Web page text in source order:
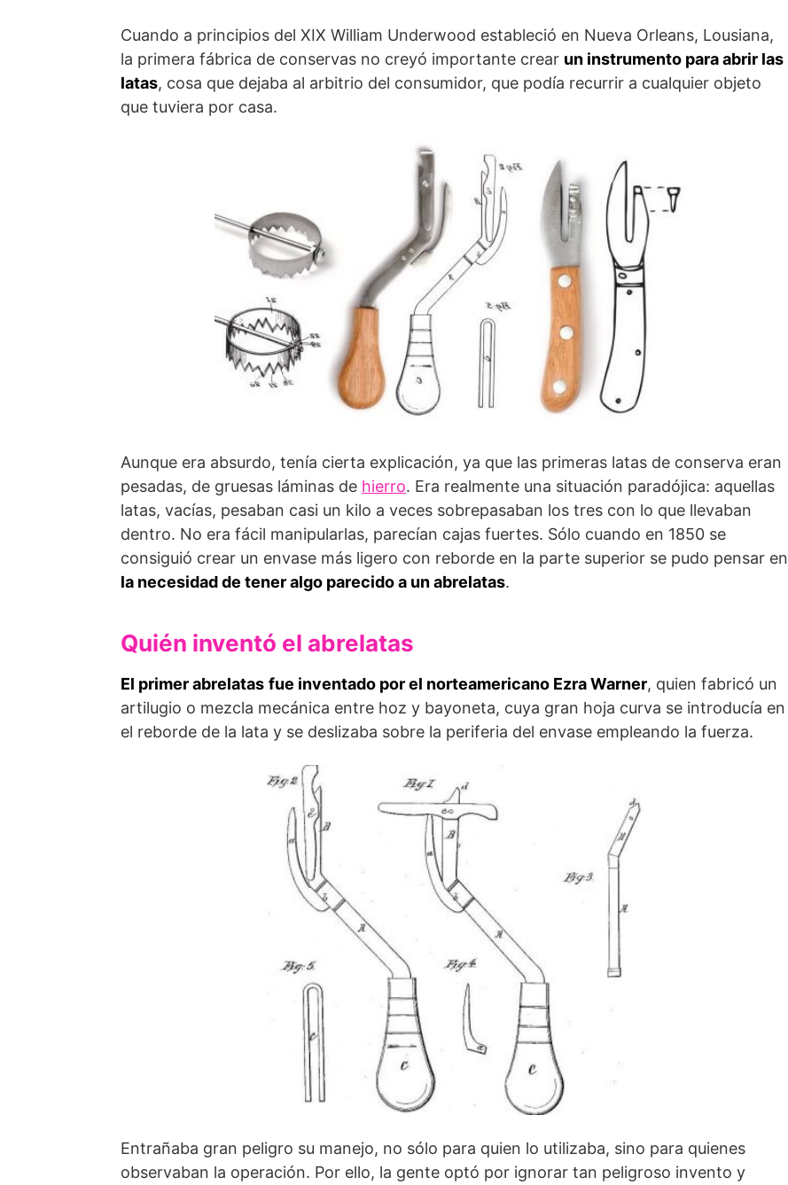
Cuando a principios del XIX William Underwood estableció en Nueva Orleans, Lousiana,
la primera fábrica de conservas no creyó importante crear un instrumento para abrir las
latas, cosa que dejaba al arbitrio del consumidor, que podía recurrir a cualquier objeto
que tuviera por casa.
Aunque era absurdo, tenía cierta explicación, ya que las primeras latas de conserva eran
pesadas, de gruesas láminas de hierro. Era realmente una situación paradójica: aquellas
latas, vacías, pesaban casi un kilo a veces sobrepasaban los tres con lo que llevaban
dentro. No era fácil manipularlas, parecían cajas fuertes. Sólo cuando en 1850 se
consiguió crear un envase más ligero con reborde en la parte superior se pudo pensar en
la necesidad de tener algo parecido a un abrelatas.
Quién inventó el abrelatas
El primer abrelatas fue inventado por el norteamericano Ezra Warner, quien fabricó un
artilugio o mezcla mecánica entre hoz y bayoneta, cuya gran hoja curva se introducía en
el reborde de la lata y se deslizaba sobre la periferia del envase empleando la fuerza.
Entrañaba gran peligro su manejo, no sólo para quien lo utilizaba, sino para quienes
observaban la operación. Por ello, la gente optó por ignorar tan peligroso invento y